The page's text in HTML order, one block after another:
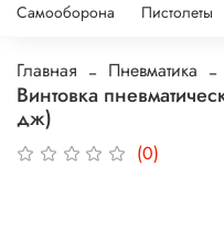
Самооборона Пистолеты
Главная Пневматика
Винтовка
дж)
(0)